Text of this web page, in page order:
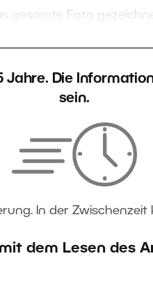
gesamte Foto
Jahre. Die
sein.
In der Zwischenzeit
dem Lesen des